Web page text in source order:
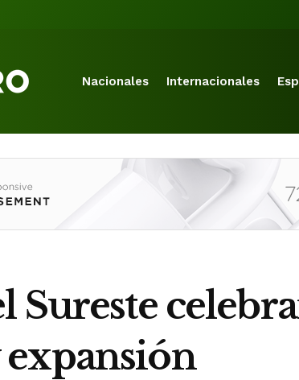
Nacionales Internacionales
Sureste